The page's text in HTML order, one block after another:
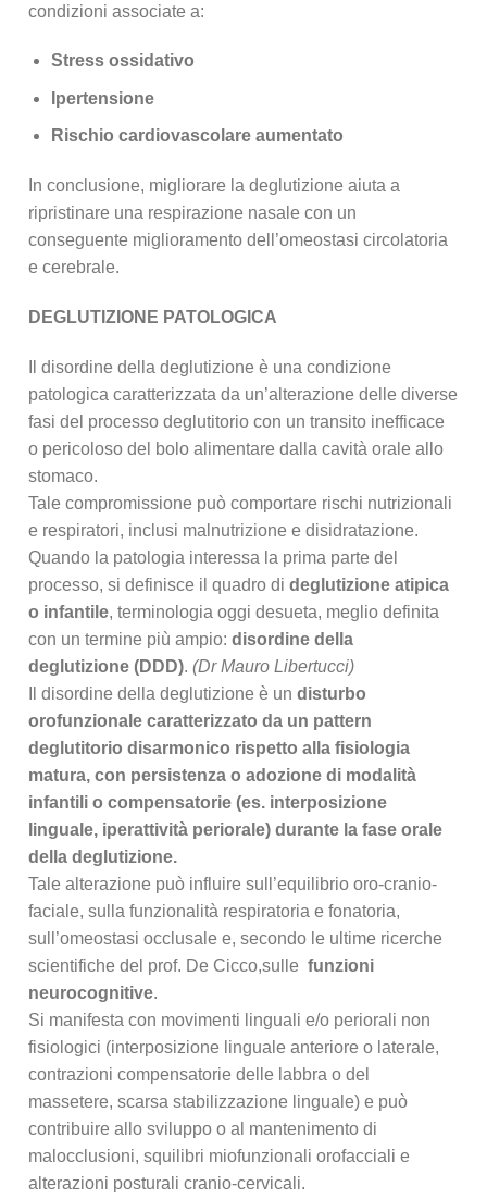
condizioni associate a:
Stress ossidativo
Ipertensione
Rischio cardiovascolare aumentato
In conclusione, migliorare la deglutizione aiuta a
ripristinare una respirazione nasale con un
conseguente miglioramento dell’omeostasi circolatoria
e cerebrale.
DEGLUTIZIONE PATOLOGICA
Il disordine della deglutizione è una condizione
patologica caratterizzata da un’alterazione delle diverse
fasi del processo deglutitorio con un transito inefficace
o pericoloso del bolo alimentare dalla cavità orale allo
stomaco.
Tale compromissione può comportare rischi nutrizionali
e respiratori, inclusi malnutrizione e disidratazione.
Quando la patologia interessa la prima parte del
processo, si definisce il quadro dideglutizione atipica
o infantile, terminologia oggi desueta, meglio definita
con un termine più ampio:disordine della
deglutizione (DDD).(Dr Mauro Libertucci)
Il disordine della deglutizione è undisturbo
orofunzionale caratterizzato da un pattern
deglutitorio disarmonico rispetto alla fisiologia
matura, con persistenza o adozione di modalità
infantili o compensatorie (es. interposizione
linguale, iperattività periorale) durante la fase orale
della deglutizione.
Tale alterazione può influire sull’equilibrio oro-cranio-
faciale, sulla funzionalità respiratoria e fonatoria,
sull’omeostasi occlusale e, secondo le ultime ricerche
scientifiche del prof. De Cicco,sullefunzioni
neurocognitive.
Si manifesta con movimenti linguali e/o periorali non
fisiologici (interposizione linguale anteriore o laterale,
contrazioni compensatorie delle labbra o del
massetere, scarsa stabilizzazione linguale) e può
contribuire allo sviluppo o al mantenimento di
malocclusioni, squilibri miofunzionali orofacciali e
alterazioni posturali cranio-cervicali.